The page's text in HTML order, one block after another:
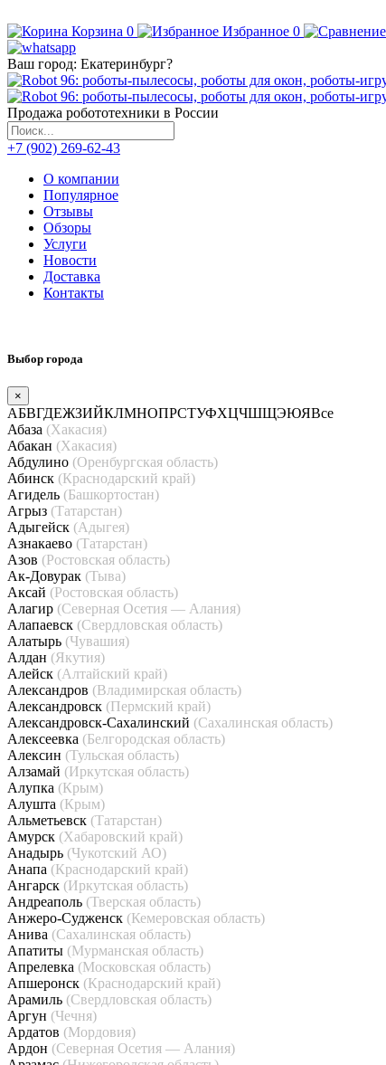
Корзина 0 Избранное 0
Ваш город: Екатеринбург?
Продажа робототехники в России
+7 (902) 269-62-43
О компании
Популярное
Отзывы
Обзоры
Услуги
Новости
Доставка
Контакты
Выбор города
×
АБВГДЕЖЗИЙКЛМНОПРСТУФХЦЧШЩЭЮЯВсе
Абаза (Хакасия)
Абакан (Хакасия)
Абдулино (Оренбургская область)
Абинск (Краснодарский край)
Агидель (Башкортостан)
Агрыз (Татарстан)
Адыгейск (Адыгея)
Азнакаево (Татарстан)
Азов (Ростовская область)
Ак-Довурак (Тыва)
Аксай (Ростовская область)
Алагир (Северная Осетия — Алания)
Алапаевск (Свердловская область)
Алатырь (Чувашия)
Алдан (Якутия)
Алейск (Алтайский край)
Александров (Владимирская область)
Александровск (Пермский край)
Александровск-Сахалинский (Сахалинская область)
Алексеевка (Белгородская область)
Алексин (Тульская область)
Алзамай (Иркутская область)
Алупка (Крым)
Алушта (Крым)
Альметьевск (Татарстан)
Амурск (Хабаровский край)
Анадырь (Чукотский АО)
Анапа (Краснодарский край)
Ангарск (Иркутская область)
Андреаполь (Тверская область)
Анжеро-Судженск (Кемеровская область)
Анива (Сахалинская область)
Апатиты (Мурманская область)
Апрелевка (Московская область)
Апшеронск (Краснодарский край)
Арамиль (Свердловская область)
Аргун (Чечня)
Ардатов (Мордовия)
Ардон (Северная Осетия — Алания)